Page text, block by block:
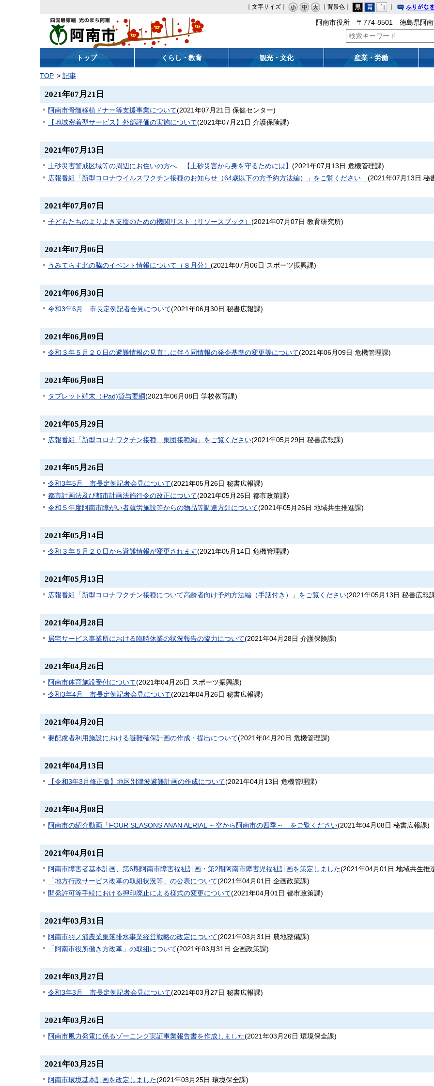
｜文字サイズ｜ ｜背景色｜
｜
りがな
阿南市
阿南市役所 〒774-8501 徳島県阿
トップ くらし・教育 観光・文化 産業・労働
TOP 記事
2021年07月21日
阿南市骨髄移植ドナー等支援事業について(2021年07月21日 保健センター)
【地域密着型サービス】外部評価の実施について(2021年07月21日 介護保険課)
2021年07月13日
土砂災害警戒区域等の周辺にお住いの方へ 【土砂災害から身を守るためには】 (2021年07月13日 危機管理課)
広報番組「新型コロナウイルスワクチン接種のお知らせ（64歳以下の方予約方法編）」をご覧ください (2021年07月13日 秘
2021年07月07日
子どもたちのよりよき支援のための機関リスト（リソースブック） (2021年07月07日 教育研究所)
2021年07月06日
うみてらす北の脇のイベント情報について（８月分） (2021年07月06日 スポーツ振興課)
2021年06月30日
令和3年6月 市長定例記者会見について(2021年06月30日 秘書広報課)
2021年06月09日
令和３年５月２０日の避難情報の見直しに伴う同情報の発令基準の変更等について(2021年06月09日 危機管理課)
2021年06月08日
タブレット端末（iPad)貸与要綱(2021年06月08日 学校教育課)
2021年05月29日
広報番組「新型コロナワクチン接種 集団接種編」をご覧ください(2021年05月29日 秘書広報課)
2021年05月26日
令和3年5月 市長定例記者会見について(2021年05月26日 秘書広報課)
都市計画法及び都市計画法施行令の改正について(2021年05月26日 都市政策課)
令和５年度阿南市障がい者就労施設等からの物品等調達方針について(2021年05月26日 地域共生推進課)
2021年05月14日
令和３年５月２０日から避難情報が変更されます(2021年05月14日 危機管理課)
2021年05月13日
広報番組「新型コロナワクチン接種について高齢者向け予約方法編（手話付き）」をご覧ください(2021年05月13日 秘書広報
2021年04月28日
居宅サービス事業所における臨時休業の状況報告の協力について(2021年04月28日 介護保険課)
2021年04月26日
阿南市体育施設受付について(2021年04月26日 スポーツ振興課)
令和3年4月 市長定例記者会見について(2021年04月26日 秘書広報課)
2021年04月20日
要配慮者利用施設における避難確保計画の作成・提出について(2021年04月20日 危機管理課)
2021年04月13日
【令和3年3月修正版】地区別津波避難計画の作成について(2021年04月13日 危機管理課)
2021年04月08日
阿南市の紹介動画「FOUR SEASONS ANAN AERIAL ～空から阿南市の四季～」をご覧ください(2021年04月08日 秘書広報課)
2021年04月01日
阿南市障害者基本計画、第6期阿南市障害福祉計画・第2期阿南市障害児福祉計画を策定しました(2021年04月01日 地域共生推
「地方行政サービス改革の取組状況等」の公表について(2021年04月01日 企画政策課)
開発許可等手続における押印廃止による様式の変更について(2021年04月01日 都市政策課)
2021年03月31日
阿南市羽ノ浦農業集落排水事業経営戦略の改定について(2021年03月31日 農地整備課)
「阿南市役所働き方改革」の取組について(2021年03月31日 企画政策課)
2021年03月27日
令和3年3月 市長定例記者会見について(2021年03月27日 秘書広報課)
2021年03月26日
阿南市風力発電に係るゾーニング実証事業報告書を作成しました(2021年03月26日 環境保全課)
2021年03月25日
阿南市環境基本計画を改定しました(2021年03月25日 環境保全課)